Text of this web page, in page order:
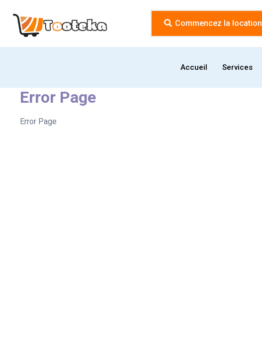
Commencez la location
Accueil Services
Error Page
Error Page